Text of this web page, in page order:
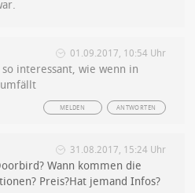
01.09.2017, 10:54 Uhr
interessant, wie wenn in
umfällt
ANTWORTEN
MELDEN
31.08.2017, 15:24 Uhr
Wann kommen die
Preis?Hat jemand Infos?